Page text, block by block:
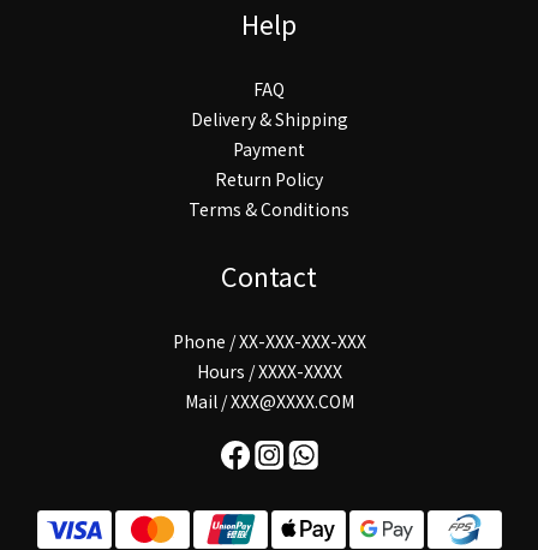
Help
FAQ
Delivery & Shipping
Payment
Return Policy
Terms & Conditions
Contact
Phone / XX-XXX-XXX-XXX
Hours / XXXX-XXXX
Mail / XXX@XXXX.COM